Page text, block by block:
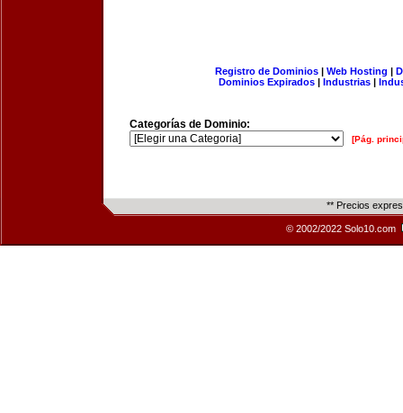
Registro de Dominios| Web Hosting |
Dominios Expirados | Industrias |
Categorías de Dominio:
[Pág.
** Precios
© 2002/2022 Solo10.com